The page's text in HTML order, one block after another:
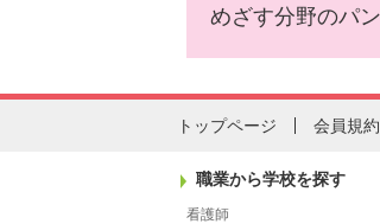
めざす分野のパ
トップページ 会員規約
職業から学校を探す
看護師